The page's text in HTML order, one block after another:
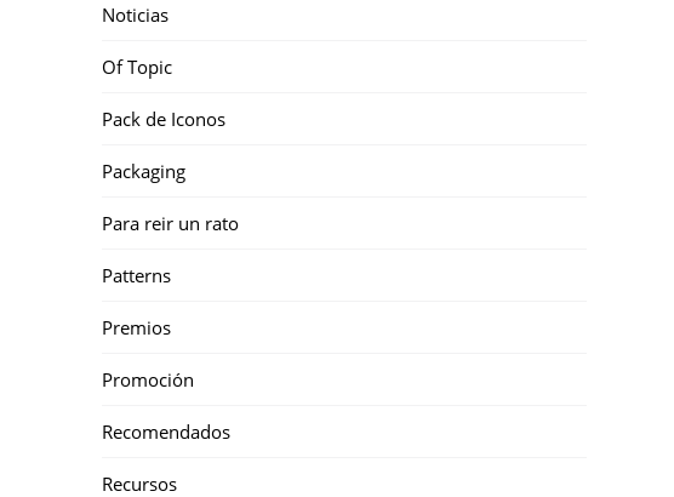
Noticias
Of Topic
Pack de Iconos
Packaging
Para reir un rato
Patterns
Premios
Promoción
Recomendados
Recursos